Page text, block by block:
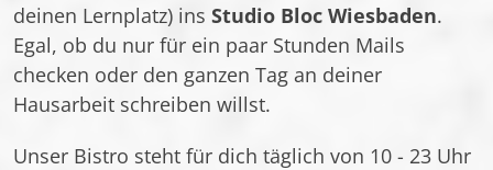
deinen Lernplatz) ins Studio Bloc Wiesbaden.
Egal, ob du nur für ein paar Stunden Mails
checken oder den ganzen Tag an deiner
Hausarbeit schreiben willst.
Unser Bistro steht für dich täglich von 10 - 23 Uhr